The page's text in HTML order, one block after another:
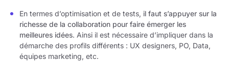
En termes d’optimisation et de tests, il faut s’appuyer sur la
richesse de la collaboration pour faire émerger les
meilleures idées. Ainsi il est nécessaire d’impliquer dans la
démarche des profils différents : UX designers, PO, Data,
équipes marketing, etc.